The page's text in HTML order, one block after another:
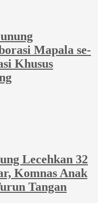
Mapala se-
Khusus
Lecehkan 32
Komnas Anak
Tangan